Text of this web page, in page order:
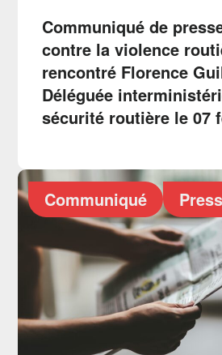
Communiqué de
contre la violence
rencontré Florence
Déléguée
sécurité routière le 07
Communiqué